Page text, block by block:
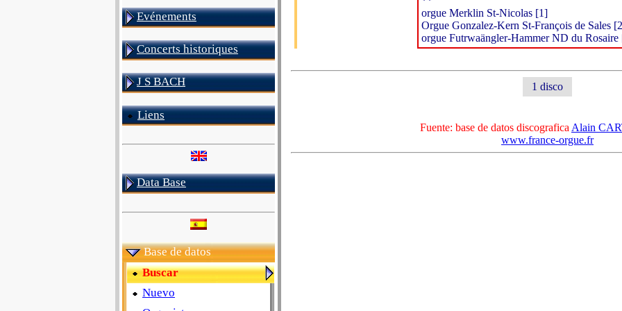
Evénements
Concerts historiques
J S BACH
Liens
Data Base
Base de datos
Buscar
Nuevo
orgue Merklin St-Nicolas [1]
Orgue Gonzalez-Kern St-François de Sales
orgue Futrwaängler-Hammer ND du Rosaire
1 disco
Fuente: base de datos discografica Alain
www.france-orgue.fr